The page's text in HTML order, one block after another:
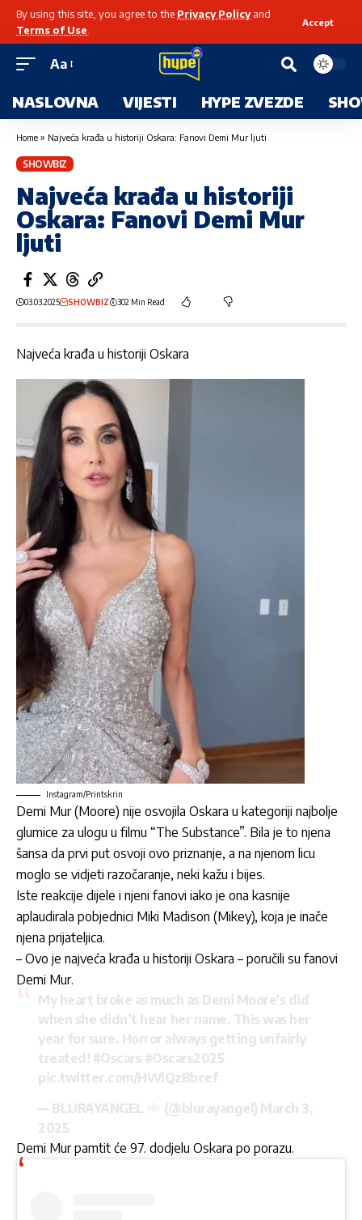
By using this site, you agree to the Privacy Policyand
Terms of Use
Accept
Aa
NASLOVNA VIJESTI HYPE ZVEZDE
Home » Najveća krađa u historiji Oskara: Fanovi Demi Mur ljuti
SHOWBIZ
Najveća krađa u historiji
Oskara: Fanovi Demi Mur
ljuti
03.03.2025 SHOWBIZ 302 Min Read
Najveća krađa u historiji Oskara
Instagram/Printskrin
Demi Mur(Moore) nije osvojila Oskara u kategoriji najbolje
glumice za ulogu u filmu “The Substance”. Bila je to njena
šansa da prvi put osvoji ovo priznanje, a na njenom licu
moglo se vidjeti razočaranje, neki kažu i bijes.
Iste reakcije dijele i njeni fanovi iako je ona kasnije
aplaudirala pobjednici Miki Madison (Mikey), koja je inače
njena prijateljica.
– Ovo je najveća krađa u historiji Oskara – poručili su fanovi
Demi Mur.
My heart broke as much as Demi Moore’s did
when she didn’t hear her name. This was her
year for sure. Horror always getting unfairly
treated! #Oscars #Oscars2025
pic.twitter.com/HWlQzBbcef
— BLURAYANGEL
(@blurayangel) March 3,
2025
Demi Mur pamtit će 97. dodjelu Oskara po porazu.